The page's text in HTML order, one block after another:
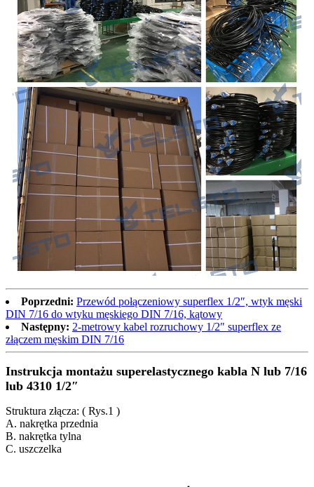
Poprzedni: Przewód połączeniowy superflex 1/2″, wtyk męski
DIN 7/16 do wtyku męskiego DIN 7/16, kątowy
Następny: 2-metrowy kabel rozruchowy 1/2″ superflex ze
złączem męskim DIN 7/16
Instrukcja montażu superelastycznego kabla N lub 7/16
lub 4310 1/2″
Struktura złącza: ( Rys.1 )
A. nakrętka przednia
B. nakrętka tylna
C. uszczelka